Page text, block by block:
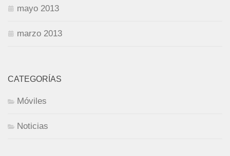
mayo 2013
marzo 2013
CATEGORÍAS
Móviles
Noticias